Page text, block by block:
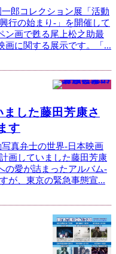
郎コレクション展「活動
行の始まり-」を開催して
ン画で甦る尾上松之助最
画に関する展示です。「...
した藤田芳康さ
す
真弁士の世界-日本映画
画していました藤田芳康
の愛が詰まったアルバム-
が、東京の緊急事態宣...